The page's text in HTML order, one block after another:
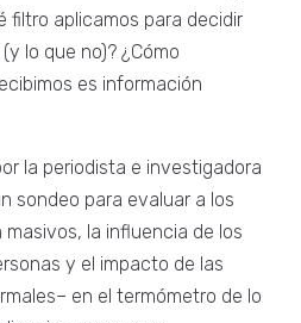
filtro aplicamos para decidir
lo que no)? ¿Cómo
es información
la periodista e investigadora
sondeo para evaluar a los
la influencia de los
y el impacto de las
en el termómetro de lo